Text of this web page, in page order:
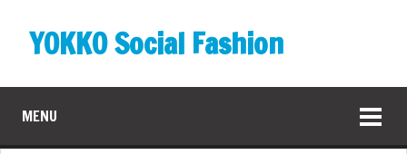
YOKKO Social Fashion
MENU